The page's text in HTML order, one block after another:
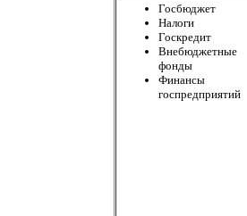
Госбюджет
Налоги
Госкредит
Внебюджетные
фонды
Финансы
госпредприятий